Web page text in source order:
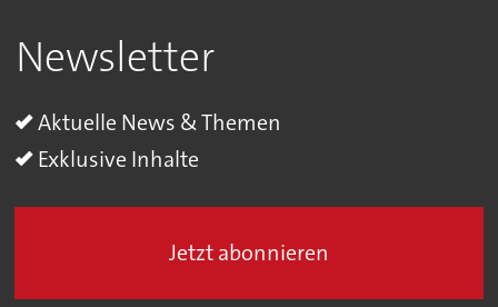
Newsletter
Aktuelle News & Themen
Exklusive Inhalte
Jetzt abonnieren